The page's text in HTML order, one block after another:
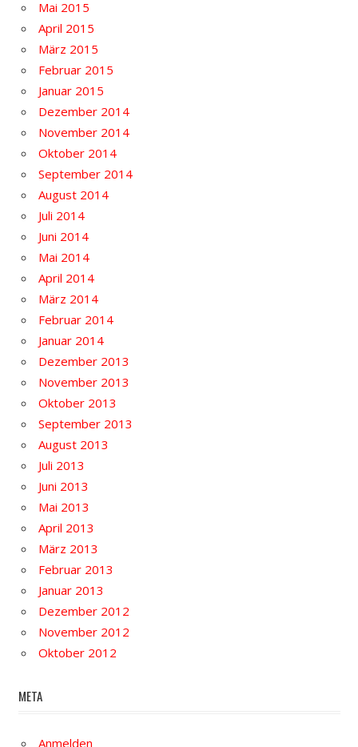
Mai 2015
April 2015
März 2015
Februar 2015
Januar 2015
Dezember 2014
November 2014
Oktober 2014
September 2014
August 2014
Juli 2014
Juni 2014
Mai 2014
April 2014
März 2014
Februar 2014
Januar 2014
Dezember 2013
November 2013
Oktober 2013
September 2013
August 2013
Juli 2013
Juni 2013
Mai 2013
April 2013
März 2013
Februar 2013
Januar 2013
Dezember 2012
November 2012
Oktober 2012
META
Anmelden